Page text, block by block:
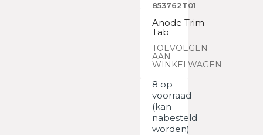
853762T01
Anode Trim
Tab
TOEVOEGEN
AAN
WINKELWAGEN
8 op
voorraad
(kan
nabesteld
worden)